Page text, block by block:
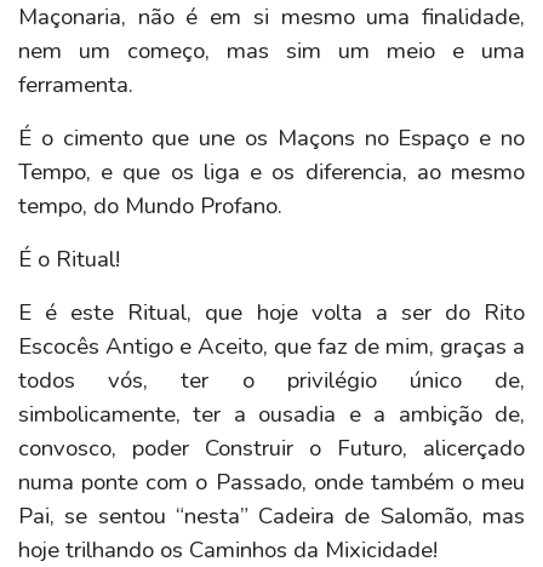
Maçonaria, não é em si mesmo uma finalidade,
nem um começo, mas sim um meio e uma
ferramenta.
É o cimento que une os Maçons no Espaço e no
Tempo, e que os liga e os diferencia, ao mesmo
tempo, do Mundo Profano.
É o Ritual!
E é este Ritual, que hoje volta a ser do Rito
Escocês Antigo e Aceito, que faz de mim, graças a
todos vós, ter o privilégio único de,
simbolicamente, ter a ousadia e a ambição de,
convosco, poder Construir o Futuro, alicerçado
numa ponte com o Passado, onde também o meu
Pai, se sentou “nesta” Cadeira de Salomão, mas
hoje trilhando os Caminhos da Mixicidade!